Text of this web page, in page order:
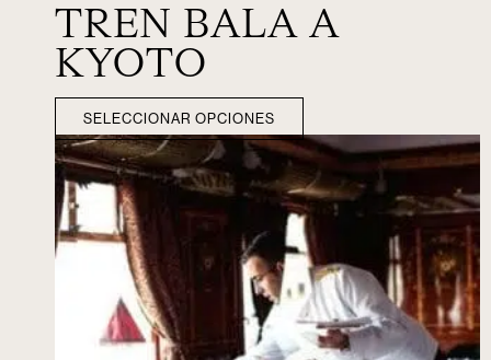
TREN BALA A
KYOTO
SELECCIONAR OPCIONES